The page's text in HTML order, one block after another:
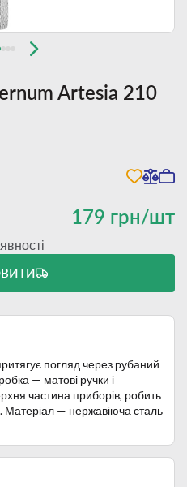
Artesia 210
179 грн/шт
погляд через рубаний
— матові ручки і
частина приборів, робить
— нержавіюча сталь